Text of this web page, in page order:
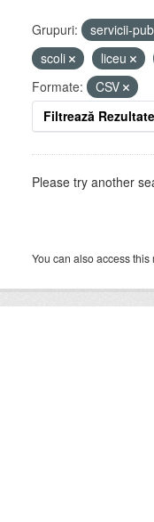
Grupuri: servicii-
scoli
liceu
Formate:
CSV
Filtrează
Please try another
You can also access